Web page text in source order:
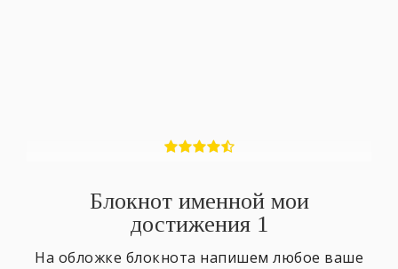
Блокнот именной мои
достижения 1
На обложке блокнота напишем любое ваше